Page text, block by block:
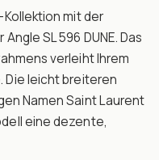
mit der
SL 596 DUNE. Das
verleiht Ihrem
Die leicht breiteren
Namen Saint Laurent
eine dezente,